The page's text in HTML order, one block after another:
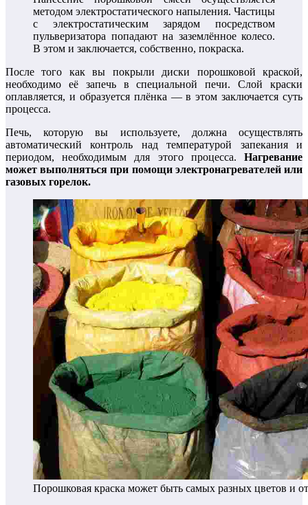
методом электростатического напыления. Частицы
с электростатическим зарядом посредством
пульверизатора попадают на заземлённое колесо.
В этом и заключается, собственно, покраска.
После того как вы покрыли диски порошковой краской,
необходимо её запечь в специальной печи. Слой краски
оплавляется, и образуется плёнка — в этом заключается суть
процесса.
Печь, которую вы используете, должна осуществлять
автоматический контроль над температурой запекания и
периодом, необходимым для этого процесса. Нагревание
может выполняться при помощи электронагревателей или
газовых горелок.
Порошковая краска может быть самых разных цветов и